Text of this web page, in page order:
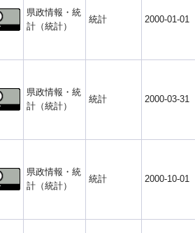
県政情報・統
計（統計）
統計 2000-01-01
県政情報・統
計（統計）
統計 2000-03-31
県政情報・統
計（統計）
統計 2000-10-01